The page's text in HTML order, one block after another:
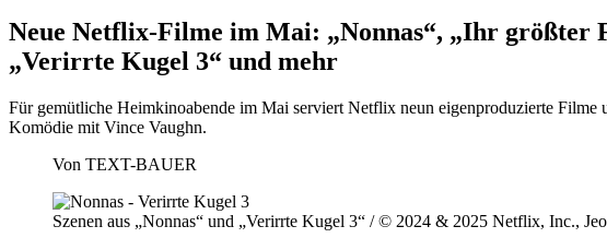
Neue Netflix-Filme im Mai: „Nonnas“, „Ihr größter
„Verirrte Kugel 3“ und mehr
Für gemütliche Heimkinoabende im Mai serviert Netflix neun eigenproduzierte Filme
Komödie mit Vince Vaughn.
Von TEXT-BAUER
Szenen aus „Nonnas“ und „Verirrte Kugel 3“ / © 2024 & 2025 Netflix, Inc.,